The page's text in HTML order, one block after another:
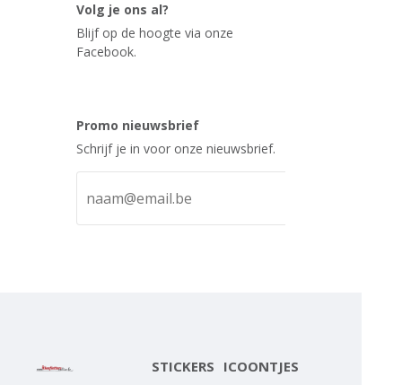
Volg je ons al?
Blijf op de hoogte via onze
Facebook.
Promo nieuwsbrief
Schrijf je in voor onze nieuwsbrief.
STICKERS ICOONTJES